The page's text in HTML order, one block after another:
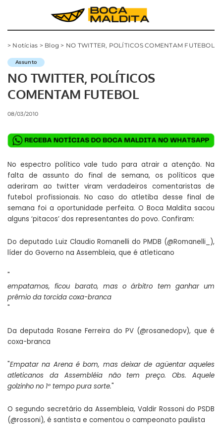
> Notícias > Blog > NO TWITTER, POLÍTICOS COMENTAM FUTEBOL
Assunto
NO TWITTER, POLÍTICOS
COMENTAM FUTEBOL
08/03/2010
No espectro político vale tudo para atrair a atenção. Na
falta de assunto do final de semana, os políticos que
aderiram ao twitter viram verdadeiros comentaristas de
futebol profissionais. No caso do atletiba desse final de
semana foi a oportunidade perfeita. O Boca Maldita sacou
alguns ‘pitacos’ dos representantes do povo. Confiram:
Do deputado Luiz Claudio Romanelli do PMDB (@Romanelli_ ),
líder do Governo na Assembleia, que é atleticano
"
empatamos, ficou barato, mas o árbitro tem ganhar um
prêmio da torcida coxa-branca
"
Da deputada Rosane Ferreira do PV (@rosanedopv), que é
coxa-branca
"Empatar na Arena é bom, mas deixar de agüentar aqueles
atleticanos da Assembléia não tem preço. Obs. Aquele
golzinho no 1º tempo pura sorte."
O segundo secretário da Assembleia, Valdir Rossoni do PSDB
(@rossoni), é santista e comentou o campeonato paulista